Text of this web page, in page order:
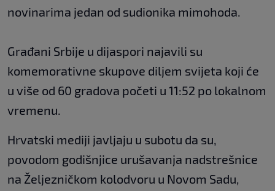
novinarima jedan od sudionika mimohoda.
Građani Srbije u dijaspori najavili su
komemorativne skupove diljem svijeta koji će
u više od 60 gradova početi u 11:52 po lokalnom
vremenu.
Hrvatski mediji javljaju u subotu da su,
povodom godišnjice urušavanja nadstrešnice
na Željezničkom kolodvoru u Novom Sadu,